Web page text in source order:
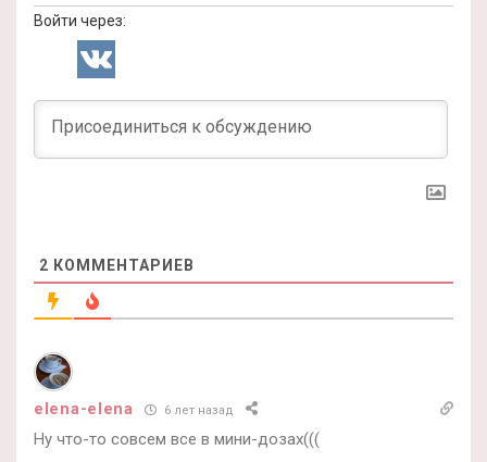
Войти через:
2 КОММЕНТАРИЕВ
elena-elena 6 лет назад
Ну что-то совсем все в мини-дозах(((